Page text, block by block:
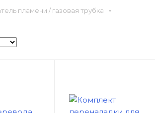
пламени / газовая трубка